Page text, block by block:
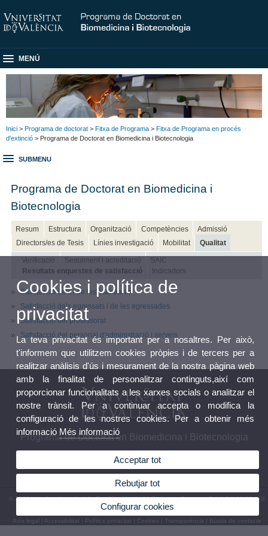
MENÚ
Inici > Programa de doctorat > Fitxa de Programa > Fitxa de Programa en procés
d'extinció > Programa de Doctorat en Biomedicina i Biotecnologia
SUBMENU
Programa de Doctorat en Biomedicina i
Biotecnologia
Resum Estructura Organització Competències
Admissió
Directors/es de Tesis
Línies investigació Mobilitat Qualitat
Verificació Seguiment i acreditació
SAIC
Resultats enquestes de satisfacció
Indicadors
Satisfacció dels i de les estudiants
Satisfacció dels egressats i de les egressades
Satisfacció del professorat
Satisfacció del personal d'administració i serveis
Programa de Doctorat en Biomedicina i Biotecnologia
© 2026 UV. - Av. Vicent Andrés Estellés, 19. 46100 Burjassot. Espanya. Tel. (+34) 96 354 43
73
Avís legal Accessibilitat Política privacitat Cookies Transparència Bústia de contacte
Cookies i política de
privacitat
La teva privacitat és important per a nosaltres. Per això,
t'informem que utilitzem cookies pròpies i de tercers per a
realitzar anàlisis d'ús i mesurament de la nostra pàgina web
amb la finalitat de personalitzar continguts,així com
proporcionar funcionalitats a les xarxes socials o analitzar el
nostre trànsit. Per a continuar accepta o modifica la
configuració de les nostres cookies. Per a obtenir més
informació Més informació
Acceptar tot
Rebutjar tot
Configurar cookies